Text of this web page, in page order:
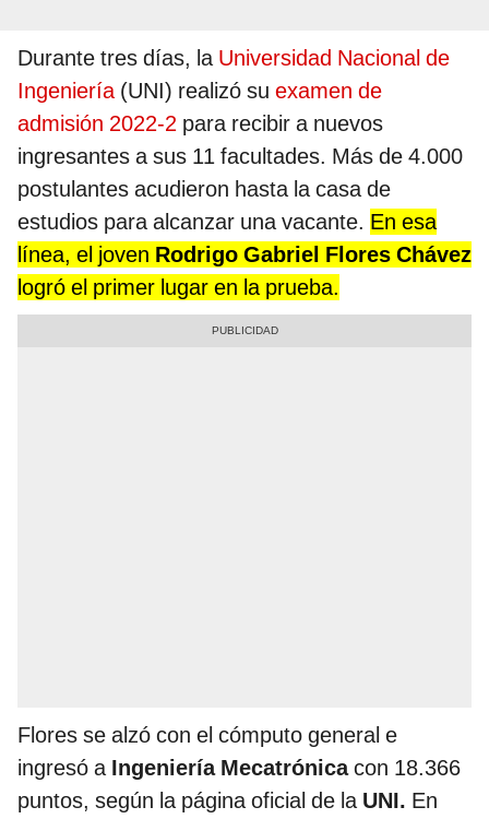
Durante tres días, la Universidad Nacional de
Ingeniería(UNI) realizó su examen de
admisión 2022-2 para recibir a nuevos
ingresantes a sus 11 facultades. Más de 4.000
postulantes acudieron hasta la casa de
estudios para alcanzar una vacante. En esa
línea, el joven Rodrigo Gabriel Flores Chávez
logró el primer lugar en la prueba.
Flores se alzó con el cómputo general e
ingresó a Ingeniería Mecatrónicacon 18.366
puntos, según la página oficial de la UNI. En